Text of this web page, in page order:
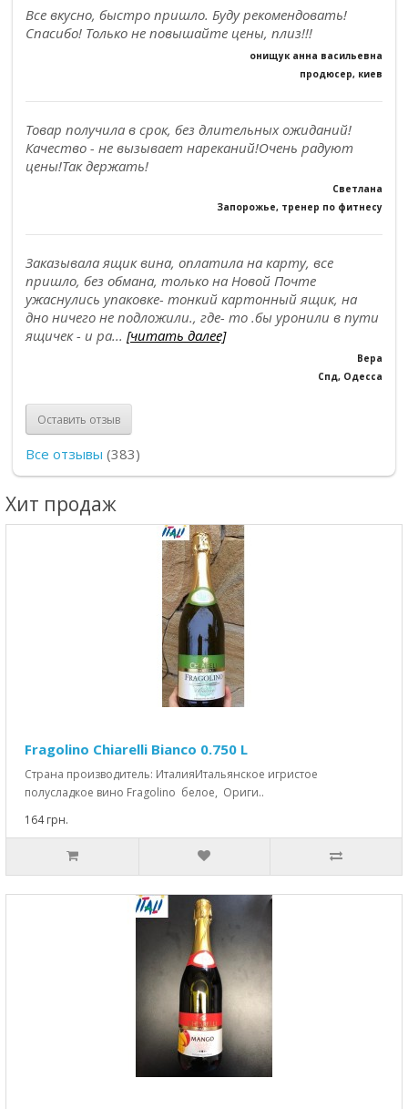
Все вкусно, быстро пришло. Буду рекомендовать!
Спасибо! Только не повышайте цены, плиз!!!
онищук анна васильевна
продюсер, киев
Товар получила в срок, без длительных ожиданий!
Качество - не вызывает нареканий!Очень радуют
цены!Так держать!
Светлана
Запорожье, тренер по фитнесу
Заказывала ящик вина, оплатила на карту, все
пришло, без обмана, только на Новой Почте
ужаснулись упаковке- тонкий картонный ящик, на
дно ничего не подложили., где- то .бы уронили в пути
ящичек - и ра... [читать далее]
Вера
Спд, Одесса
Оставить отзыв
Все отзывы (383)
Хит продаж
Fragolino Chiarelli Bianco 0.750 L
Страна производитель: ИталияИтальянское игристое
полусладкое вино Fragolino белое, Ориги..
164 грн.